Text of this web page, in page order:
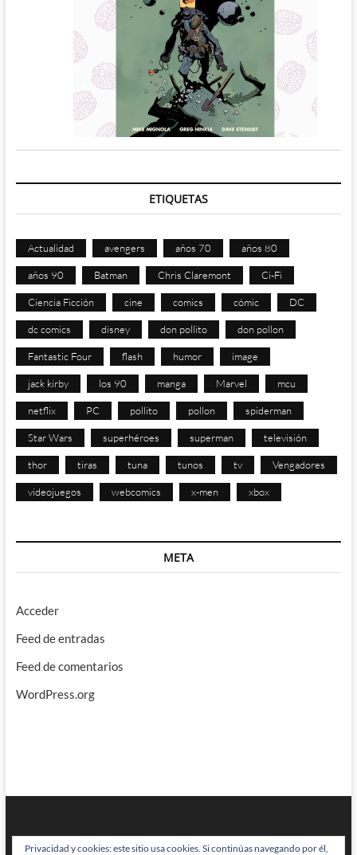
ETIQUETAS
Actualidad avengers años 70 años 80
años 90 Batman Chris Claremont Ci-Fi
Ciencia Ficción cine comics cómic DC
dc comics disney don pollito don pollon
Fantastic Four flash humor image
jack kirby los 90 manga Marvel mcu
netflix PC pollito pollon spiderman
Star Wars superhéroes superman televisión
thor tiras tuna tunos tv Vengadores
videojuegos webcomics x-men xbox
META
Acceder
Feed de entradas
Feed de comentarios
WordPress.org
Privacidad y cookies: este sitio usa cookies. Si continúas navegando por él,